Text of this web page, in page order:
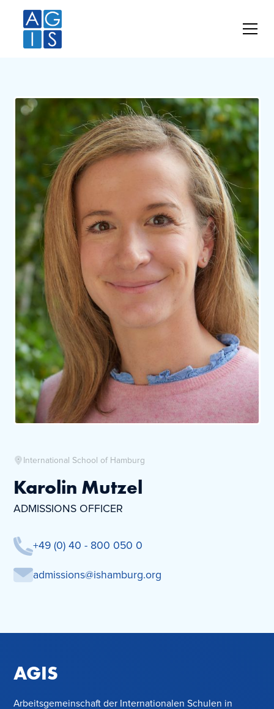
International School of Hamburg
Karolin Mutzel
ADMISSIONS OFFICER
+49 (0) 40 - 800 050 0
admissions@ishamburg.org
AGIS
Arbeitsgemeinschaft der Internationalen Schulen in